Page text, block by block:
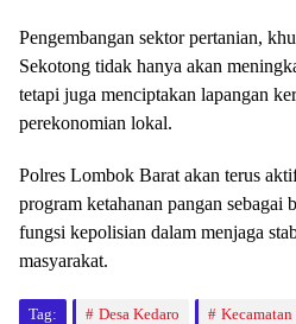
Pengembangan sektor pertanian,
Sekotong tidak hanya akan
tetapi juga menciptakan lapangan
perekonomian lokal.
Polres Lombok Barat akan terus
program ketahanan pangan sebagai
fungsi kepolisian dalam menjaga
masyarakat.
Tag: Desa Kedaro